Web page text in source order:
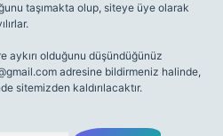
taşımakta olup, siteye üye olarak
aykırı olduğunu düşündüğünüz
adresine bildirmeniz halinde,
sitemizden kaldırılacaktır.